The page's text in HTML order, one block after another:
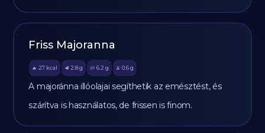
Friss Majoranna
🔥 27 kcal 🥩 2.8 g 🥔 6.2 g 🫒 0.6 g
A majoránna illóolajai segíthetik az emésztést, és
szárítva is használatos, de frissen is finom.